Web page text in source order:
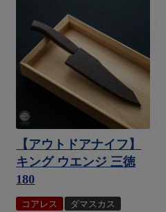
【アウトドアナイフ】
キング ウエンジ 三徳
180
コアレス ダマスカス